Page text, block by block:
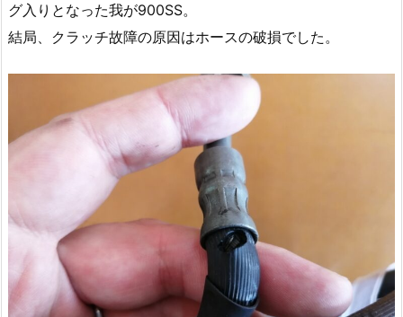
グ入りとなった我が900SS。
結局、クラッチ故障の原因はホースの破損でした。